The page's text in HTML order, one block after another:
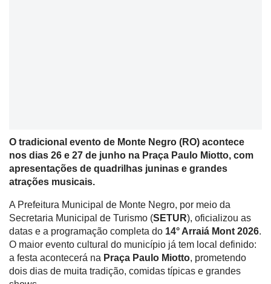
O tradicional evento de Monte Negro (RO) acontece
nos dias 26 e 27 de junho na Praça Paulo Miotto, com
apresentações de quadrilhas juninas e grandes
atrações musicais.
A Prefeitura Municipal de Monte Negro, por meio da
Secretaria Municipal de Turismo (SETUR), oficializou as
datas e a programação completa do 14° Arraiá Mont 2026.
O maior evento cultural do município já tem local definido:
a festa acontecerá na Praça Paulo Miotto, prometendo
dois dias de muita tradição, comidas típicas e grandes